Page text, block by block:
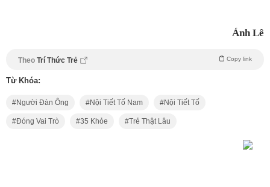
Ánh Lê
Theo Trí Thức Trẻ Copy link
Từ Khóa:
Người Đàn Ông Nội Tiết Tố Nam Nội Tiết Tố
Đóng Vai Trò 35 Khỏe Trẻ Thật Lâu